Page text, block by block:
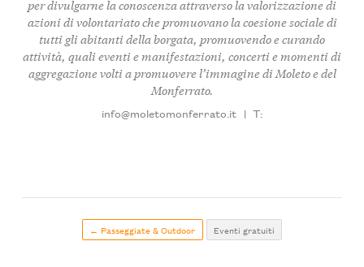
per divulgarne la conoscenza attraverso la valorizzazione di
azioni di volontariato che promuovano la coesione sociale di
tutti gli abitanti della borgata, promuovendo e curando
attività, quali eventi e manifestazioni, concerti e momenti di
aggregazione volti a promuovere l’immagine di Moleto e del
Monferrato.
info@moletomonferrato.it | T:
← Passeggiate & Outdoor Eventi gratuiti